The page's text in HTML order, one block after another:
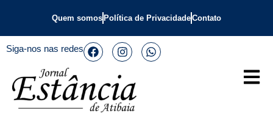
Quem somos Política de PrivacidadeContato
Siga-nos nas redes